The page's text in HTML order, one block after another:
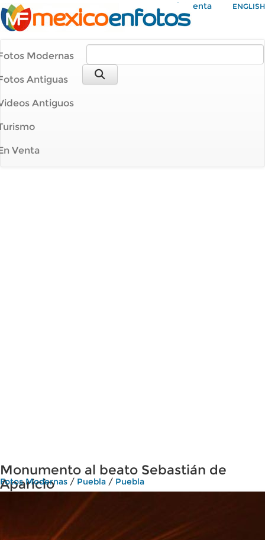
Mi Cuenta ENGLISH
Modernas
Antiguas
Antiguos
Venta
Monumento al beato Sebastián de
Aparicio
Fotos Modernas / Puebla / Puebla